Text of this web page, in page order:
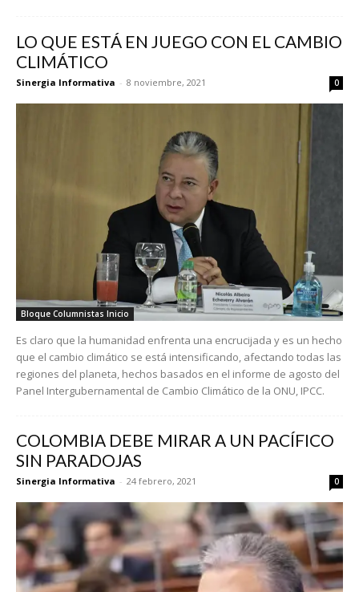
LO QUE ESTÁ EN JUEGO CON EL CAMBIO
CLIMÁTICO
Sinergia Informativa - 8 noviembre, 2021 0
Bloque Columnistas Inicio
Es claro que la humanidad enfrenta una encrucijada y es un hecho
que el cambio climático se está intensificando, afectando todas las
regiones del planeta, hechos basados en el informe de agosto del
Panel Intergubernamental de Cambio Climático de la ONU, IPCC.
COLOMBIA DEBE MIRAR A UN PACÍFICO
SIN PARADOJAS
Sinergia Informativa - 24 febrero, 2021 0